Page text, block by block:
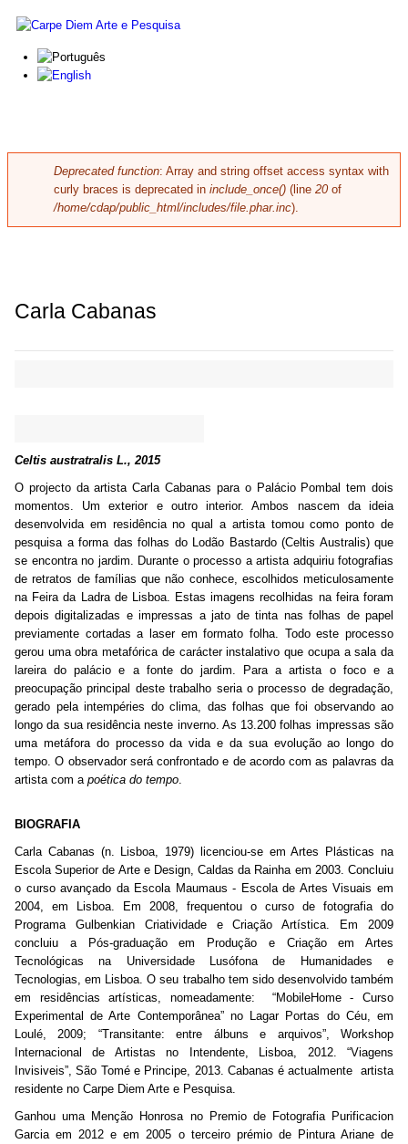
Skip to main content
Carpe
Diem
Arte e
Pesquisa
Error message
Deprecated function: Array and string offset access syntax with
curly braces is deprecated in include_once() (line 20 of
/home/cdap/public_html/includes/file.phar.inc).
Carla Cabanas
Celtis austratralis L., 2015
O projecto da artista Carla Cabanas para o Palácio Pombal tem dois
momentos. Um exterior e outro interior. Ambos nascem da ideia
desenvolvida em residência no qual a artista tomou como ponto de
pesquisa a forma das folhas do Lodão Bastardo (Celtis Australis) que
se encontra no jardim. Durante o processo a artista adquiriu fotografias
de retratos de famílias que não conhece, escolhidos meticulosamente
na Feira da Ladra de Lisboa. Estas imagens recolhidas na feira foram
depois digitalizadas e impressas a jato de tinta nas folhas de papel
previamente cortadas a laser em formato folha. Todo este processo
gerou uma obra metafórica de carácter instalativo que ocupa a sala da
lareira do palácio e a fonte do jardim. Para a artista o foco e a
preocupação principal deste trabalho seria o processo de degradação,
gerado pela intempéries do clima, das folhas que foi observando ao
longo da sua residência neste inverno. As 13.200 folhas impressas são
uma metáfora do processo da vida e da sua evolução ao longo do
tempo. O observador será confrontado e de acordo com as palavras da
artista com a poética do tempo
BIOGRAFIA
Carla Cabanas (n. Lisboa, 1979) licenciou-se em Artes Plásticas na
Escola Superior de Arte e Design, Caldas da Rainha em 2003. Concluiu
o curso avançado da Escola Maumaus - Escola de Artes Visuais em
2004, em Lisboa. Em 2008, frequentou o curso de fotografia do
Programa Gulbenkian Criatividade e Criação Artística. Em 2009
concluiu a Pós-graduação em Produção e Criação em Artes
Tecnológicas na Universidade Lusófona de Humanidades e
Tecnologias, em Lisboa. O seu trabalho tem sido desenvolvido também
em residências artísticas, nomeadamente: “MobileHome - Curso
Experimental de Arte Contemporânea” no Lagar Portas do Céu, em
Loulé, 2009; “Transitante: entre álbuns e arquivos”, Workshop
Internacional de Artistas no Intendente, Lisboa, 2012. “Viagens
Invisiveis”, São Tomé e Principe, 2013. Cabanas é actualmente artista
residente no Carpe Diem Arte e Pesquisa.
Ganhou uma Menção Honrosa no Premio de Fotografia Purificacion
Garcia em 2012 e em 2005 o terceiro prémio de Pintura Ariane de